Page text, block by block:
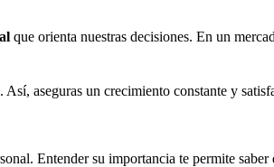
que orienta nuestras decisiones. En un
aseguras un crecimiento constante y
Entender su importancia te permite